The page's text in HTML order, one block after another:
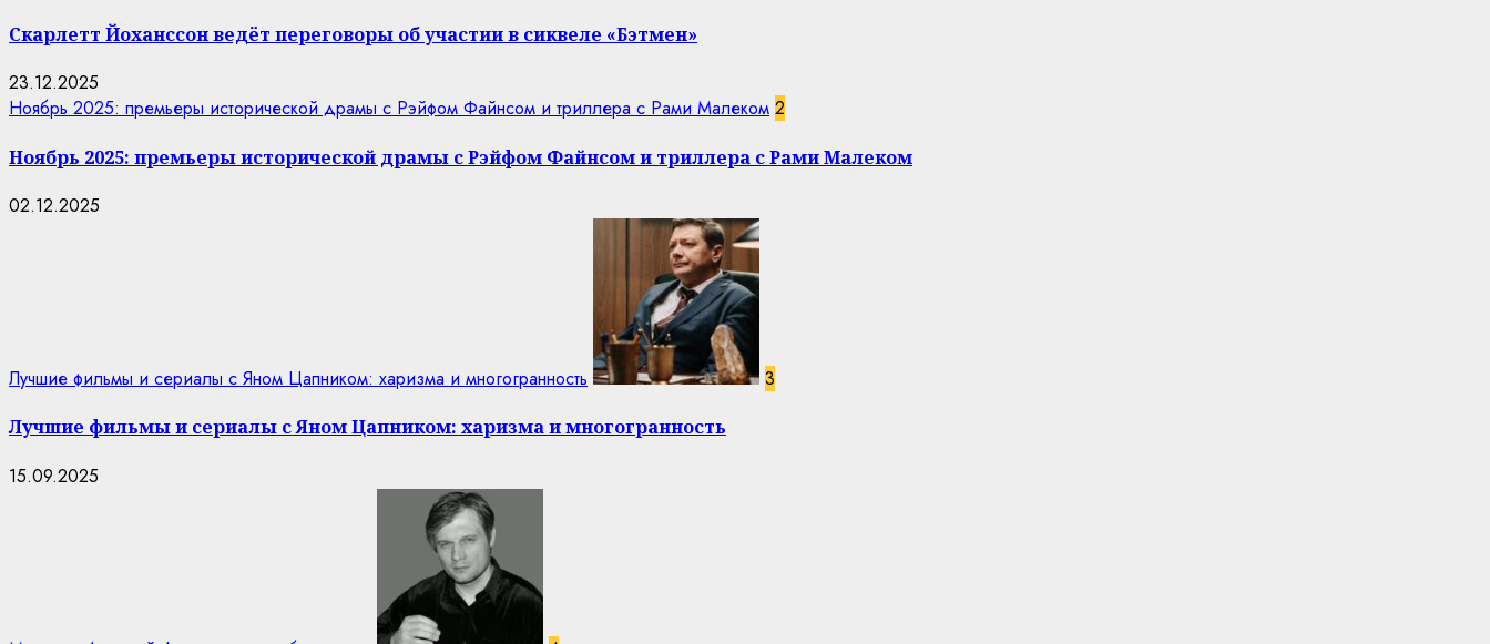
Скарлетт Йоханссон ведёт переговоры об участии в сиквеле «Бэтмен»
23.12.2025
Ноябрь 2025: премьеры исторической драмы с Рэйфом Файнсом и триллера с Рами Малеком 2
Ноябрь 2025: премьеры исторической драмы с Рэйфом Файнсом и триллера с Рами Малеком
02.12.2025
Лучшие фильмы и сериалы с Яном Цапником: харизма и многогранность 3
Лучшие фильмы и сериалы с Яном Цапником: харизма и многогранность
15.09.2025